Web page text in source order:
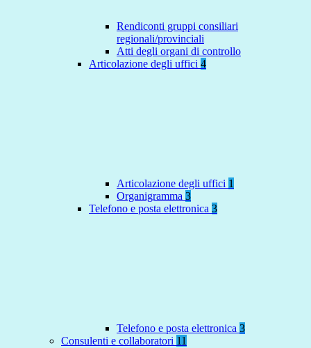
Rendiconti gruppi consiliari
regionali/provinciali
Atti degli organi di controllo
Articolazione degli uffici 4
Articolazione degli uffici 1
Organigramma 3
Telefono e posta elettronica 3
Telefono e posta elettronica 3
Consulenti e collaboratori 11